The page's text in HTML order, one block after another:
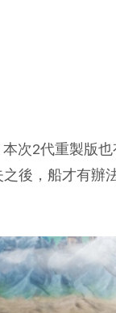
次2代重製版
後，船才有辦